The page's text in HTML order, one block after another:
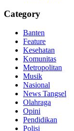
Category
Banten
Feature
Kesehatan
Komunitas
Metropolitan
Musik
Nasional
News Tangsel
Olahraga
Opini
Pendidikan
Polisi